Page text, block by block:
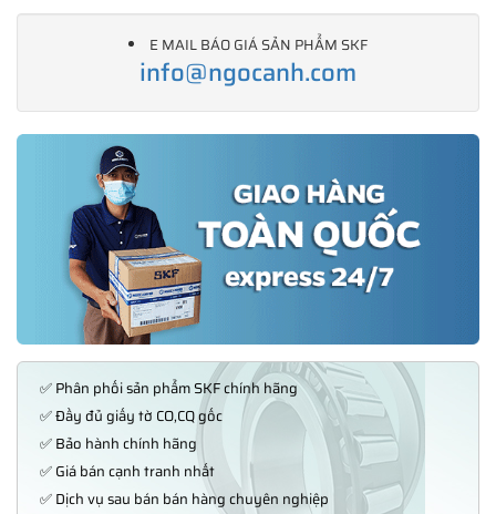
E MAIL BÁO GIÁ SẢN PHẨM SKF
info@ngocanh.com
✅ Phân phối sản phẩm SKF chính hãng
✅ Đầy đủ giấy tờ CO,CQ gốc
✅ Bảo hành chính hãng
✅ Giá bán cạnh tranh nhất
✅ Dịch vụ sau bán bán hàng chuyên nghiệp